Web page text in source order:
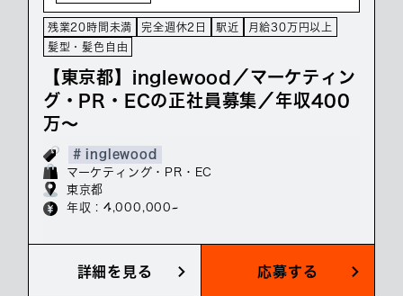
残業20時間未満 完全週休2日 駅近
月給30万円以上
髪型・髪色自由
【東京都】inglewood／マーケティン
グ・PR・ECの正社員募集／年収400
万～
# inglewood
マーケティング・PR・EC
東京都
年収 : 4,000,000~
詳細を見る 応募する